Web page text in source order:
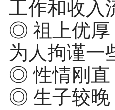
工作和收入
◎ 祖上优厚
为人拘谨一
◎ 性情刚直
◎ 生子较晚